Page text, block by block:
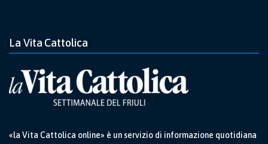
La Vita Cattolica
«la Vita Cattolica online» è un servizio di informazione quotidiana